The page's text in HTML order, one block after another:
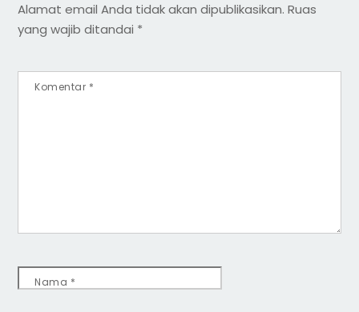
Alamat email Anda tidak akan dipublikasikan. Ruas
yang wajib ditandai *
Komentar *
Nama *